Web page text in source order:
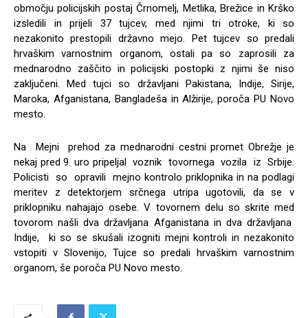
območju policijskih postaj Črnomelj, Metlika, Brežice in Krško
izsledili in prijeli 37 tujcev, med njimi tri otroke, ki so
nezakonito prestopili državno mejo. Pet tujcev so predali
hrvaškim varnostnim organom, ostali pa so zaprosili za
mednarodno zaščito in policijski postopki z njimi še niso
zaključeni. Med tujci so državljani Pakistana, Indije, Sirije,
Maroka, Afganistana, Bangladeša in Alžirije, poroča PU Novo
mesto.
Na Mejni prehod za mednarodni cestni promet Obrežje je
nekaj pred 9. uro pripeljal voznik tovornega vozila iz Srbije.
Policisti so opravili mejno kontrolo priklopnika in na podlagi
meritev z detektorjem srčnega utripa ugotovili, da se v
priklopniku nahajajo osebe. V tovornem delu so skrite med
tovorom našli dva državljana Afganistana in dva državljana
Indije, ki so se skušali izogniti mejni kontroli in nezakonito
vstopiti v Slovenijo, Tujce so predali hrvaškim varnostnim
organom, še poroča PU Novo mesto.